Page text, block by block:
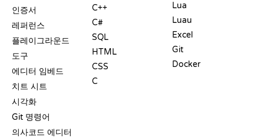
인증서
레퍼런스
플레이그라운드
도구
에디터 임베드
치트 시트
시각화
Git 명령어
의사코드 에디터
C++
C#
SQL
HTML
CSS
C
Lua
Luau
Excel
Git
Docker